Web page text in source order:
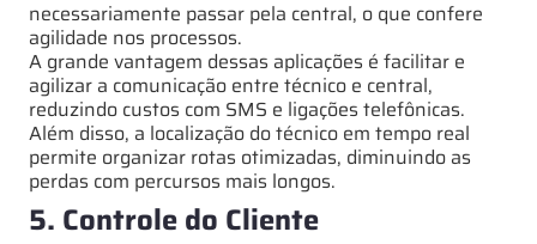
necessariamente passar pela central, o que confere
agilidade nos processos.
A grande vantagem dessas aplicações é facilitar e
agilizar a comunicação entre técnico e central,
reduzindo custos com SMS e ligações telefônicas.
Além disso, a localização do técnico em tempo real
permite organizar rotas otimizadas, diminuindo as
perdas com percursos mais longos.
5. Controle do Cliente